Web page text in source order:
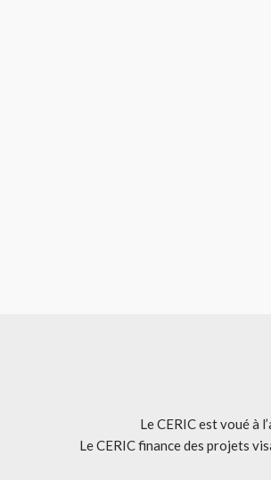
Le CERIC est voué à
Le CERIC finance des projets